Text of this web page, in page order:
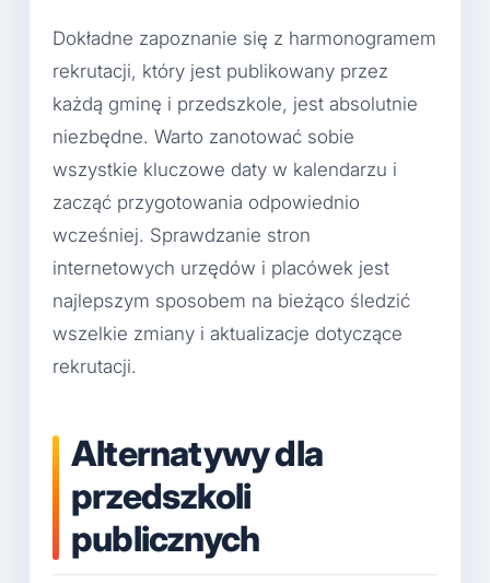
Dokładne zapoznanie się z harmonogramem
rekrutacji, który jest publikowany przez
każdą gminę i przedszkole, jest absolutnie
niezbędne. Warto zanotować sobie
wszystkie kluczowe daty w kalendarzu i
zacząć przygotowania odpowiednio
wcześniej. Sprawdzanie stron
internetowych urzędów i placówek jest
najlepszym sposobem na bieżąco śledzić
wszelkie zmiany i aktualizacje dotyczące
rekrutacji.
Alternatywy dla
przedszkoli
publicznych